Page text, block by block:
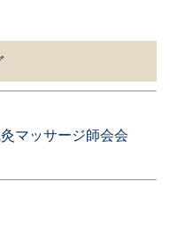
マッサージ師会会